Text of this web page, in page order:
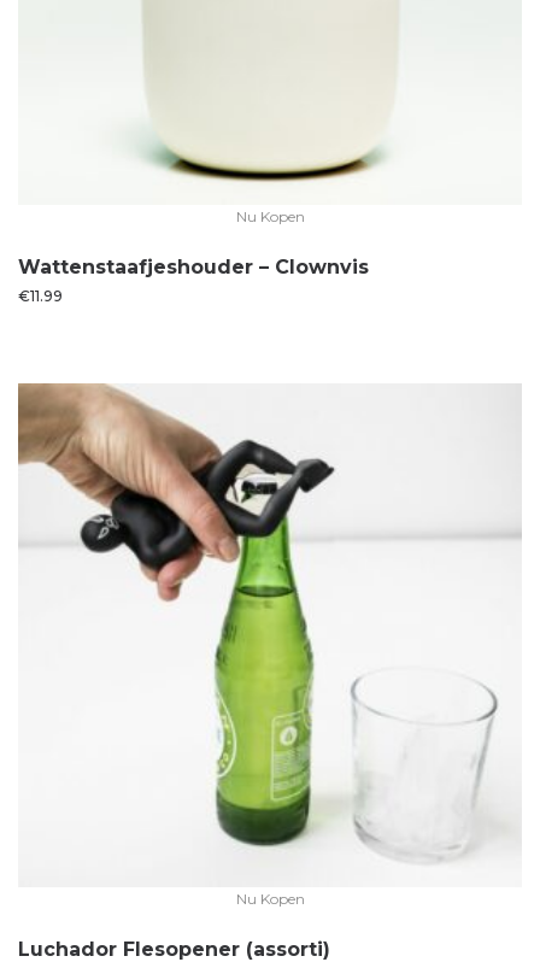
Nu Kopen
Wattenstaafjeshouder – Clownvis
€11.99
Nu Kopen
Luchador Flesopener (assorti)